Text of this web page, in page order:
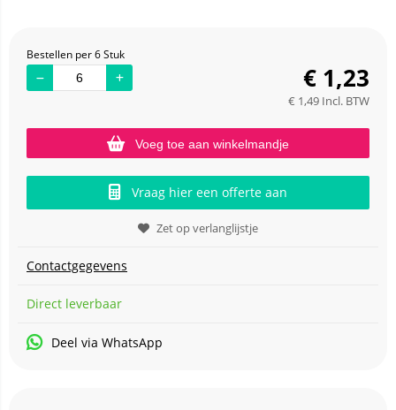
Bestellen per 6 Stuk
€ 1,23
€ 1,49 Incl. BTW
Voeg toe aan winkelmandje
Vraag hier een offerte aan
Zet op verlanglijstje
Contactgegevens
Direct leverbaar
Deel via WhatsApp